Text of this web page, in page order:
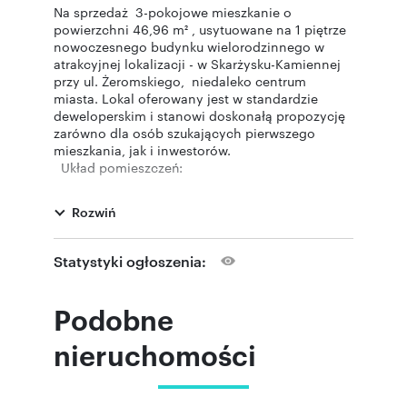
Na sprzedaż 3-pokojowe mieszkanie o
powierzchni 46,96 m² , usytuowane na 1 piętrze
nowoczesnego budynku wielorodzinnego w
atrakcyjnej lokalizacji - w Skarżysku-Kamiennej
przy ul. Żeromskiego, niedaleko centrum
miasta. Lokal oferowany jest w standardzie
deweloperskim i stanowi doskonałą propozycję
zarówno dla osób szukających pierwszego
mieszkania, jak i inwestorów.
Układ pomieszczeń:
- sypialnia - 10,40 m 2
- łazienka - 5,35 m²
- przedpokój - 4,98 m²
- taras - 7,43 m²
Mieszkanie znajduje się w nowoczesnym
inwestycji obejmującej 56 lokali mieszkalnych o
posiada cztery kondygnacje naziemne, garaż
Rozwiń
Statystyki ogłoszenia:
Podobne
nieruchomości